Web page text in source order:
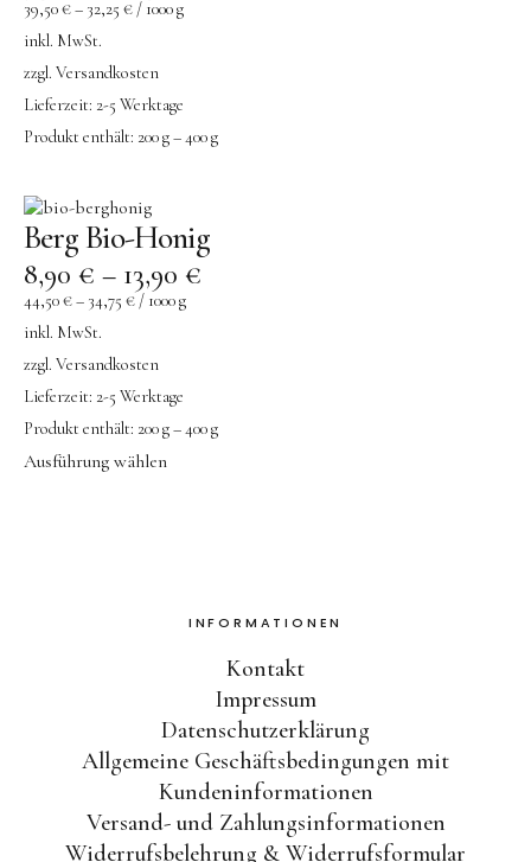
39,50€– 32,25 € / 1000g
inkl. MwSt.
zzgl. Versandkosten
Lieferzeit: 2-5 Werktage
Produkt enthält: 200g– 400g
Berg Bio-Honig
8,90 € – 13,90 €
44,50€– 34,75 € / 1000g
inkl. MwSt.
zzgl. Versandkosten
Lieferzeit: 2-5 Werktage
Produkt enthält: 200g– 400g
Ausführung wählen
INFORMATIONEN
Kontakt
Impressum
Datenschutzerklärung
Allgemeine Geschäftsbedingungen mit
Kundeninformationen
Versand- und Zahlungsinformationen
Widerrufsbelehrung & Widerrufsformular